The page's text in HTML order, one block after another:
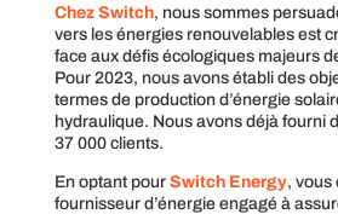
Chez Switch, nous sommes
vers les énergies renouvelables est
face aux défis écologiques majeurs
Pour 2023, nous avons établi des
termes de production d’énergie
hydraulique. Nous avons déjà fourni
37 000 clients.
En optant pour Switch Energy, vous
fournisseur d’énergie engagé à